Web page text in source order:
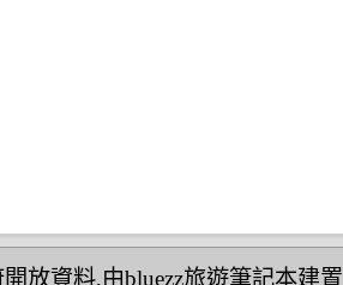
放資料,由bluezz旅遊筆記本建置